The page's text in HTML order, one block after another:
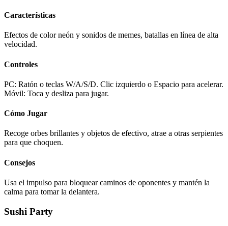
Características
Efectos de color neón y sonidos de memes, batallas en línea de alta
velocidad.
Controles
PC: Ratón o teclas W/A/S/D. Clic izquierdo o Espacio para acelerar.
Móvil: Toca y desliza para jugar.
Cómo Jugar
Recoge orbes brillantes y objetos de efectivo, atrae a otras serpientes
para que choquen.
Consejos
Usa el impulso para bloquear caminos de oponentes y mantén la
calma para tomar la delantera.
Sushi Party